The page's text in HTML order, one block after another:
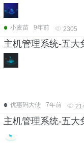
小麦苗
9年前 2305
主机管理系统-五大
优惠码大使
7年前
主机管理系统-五大